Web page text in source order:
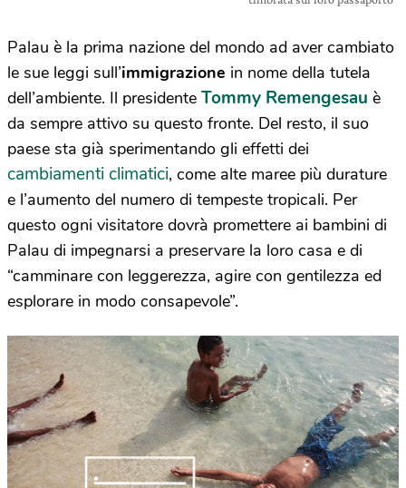
Palau è la prima nazione del mondo ad aver cambiato
le sue leggi sull’immigrazione in nome della tutela
dell’ambiente. Il presidente Tommy Remengesau è
da sempre attivo su questo fronte. Del resto, il suo
paese sta già sperimentando gli effetti dei
cambiamenti climatici, come alte maree più durature
e l’aumento del numero di tempeste tropicali. Per
questo ogni visitatore dovrà promettere ai bambini di
Palau di impegnarsi a preservare la loro casa e di
“camminare con leggerezza, agire con gentilezza ed
esplorare in modo consapevole”.